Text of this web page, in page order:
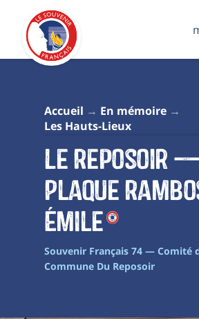
Accueil
En mémoire
Les Hauts-Lieux
Le Reposoir
Plaque
Émile
Souvenir Français 74 — Comité
Commune Du Reposoir